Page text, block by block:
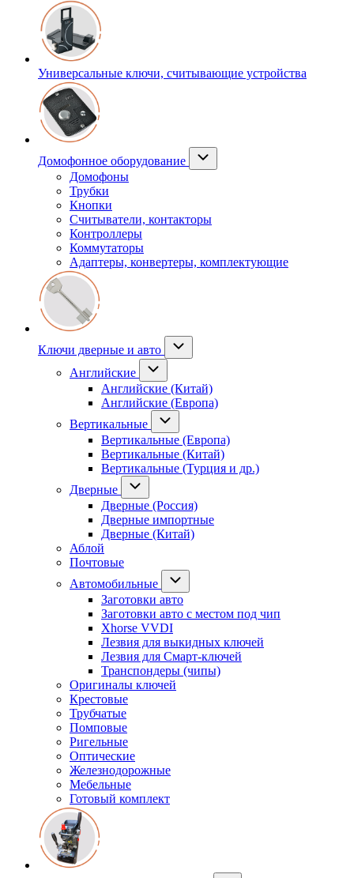
Универсальные ключи, считывающие устройства
Домофонное оборудование
Домофоны
Трубки
Кнопки
Считыватели, контакторы
Контроллеры
Коммутаторы
Адаптеры, конвертеры, комплектующие
Ключи дверные и авто
Английские
Английские (Китай)
Английские (Европа)
Вертикальные
Вертикальные (Европа)
Вертикальные (Китай)
Вертикальные (Турция и др.)
Дверные
Дверные (Россия)
Дверные импортные
Дверные (Китай)
Аблой
Почтовые
Автомобильные
Заготовки авто
Заготовки авто с местом под чип
Xhorse VVDI
Лезвия для выкидных ключей
Лезвия для Смарт-ключей
Транспондеры (чипы)
Оригиналы ключей
Крестовые
Трубчатые
Помповые
Ригельные
Оптические
Железнодорожные
Мебельные
Готовый комплект